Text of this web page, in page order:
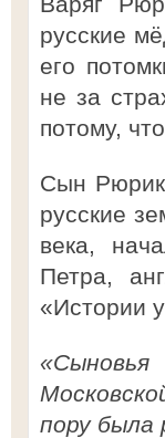
русские
его
не за
потому,
Сын
русские
века,
Петра,
«Истории
пору была